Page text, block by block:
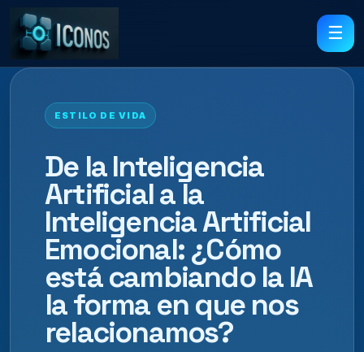
☰
ESTILO DE VIDA
De la Inteligencia
Artificial a la
Inteligencia Artificial
Emocional: ¿Cómo
está cambiando la IA
la forma en que nos
relacionamos?